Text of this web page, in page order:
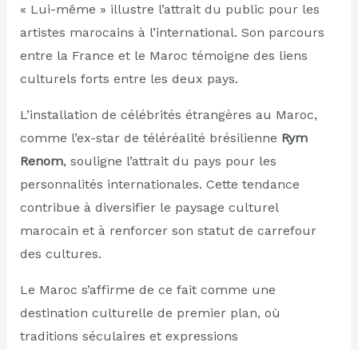
« Lui-même » illustre l’attrait du public pour les
artistes marocains à l’international. Son parcours
entre la France et le Maroc témoigne des liens
culturels forts entre les deux pays.
L’installation de célébrités étrangères au Maroc,
comme l’ex-star de téléréalité brésilienne Rym
Renom, souligne l’attrait du pays pour les
personnalités internationales. Cette tendance
contribue à diversifier le paysage culturel
marocain et à renforcer son statut de carrefour
des cultures.
Le Maroc s’affirme de ce fait comme une
destination culturelle de premier plan, où
traditions séculaires et expressions